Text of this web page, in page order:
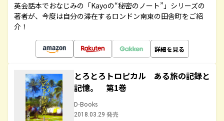
英会話本でおなじみの「Kayoの“秘密のノート”」シリーズの
著者が、今度は自分の滞在するロンドン南東の田舎町をご紹
介！
詳細を見る
とろとろトロピカル ある旅の記録と
記憶。 第1巻
D-Books
2018.03.29 発売